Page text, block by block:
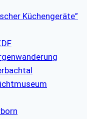
Küchengeräte”